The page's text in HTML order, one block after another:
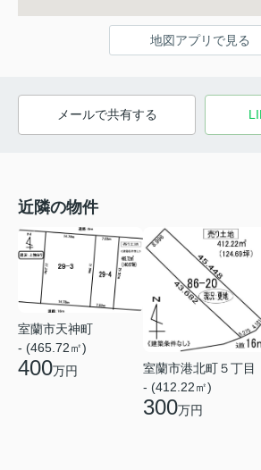
地図アプリで見る
メールで共有する
近隣の物件
室蘭市天神町
- (465.72㎡)
400万円
室蘭市港北町５丁目
- (412.22㎡)
300万円